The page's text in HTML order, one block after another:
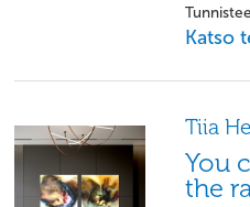
Katso
Tiia
You
the